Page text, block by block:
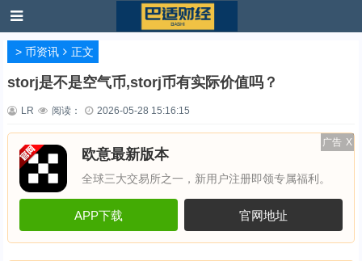
> 币资讯 正文
storj是不是空气币,storj币有实际价值吗？
LR 阅读： 2026-05-28 15:16:15
广告 X
欧意最新版本
全球三大交易所之一，新用户注册即领专属福利。
APP下载 官网地址